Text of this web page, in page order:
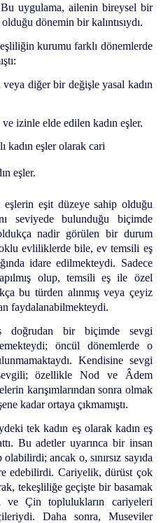
Bu uygulama, ailenin bireysel bir
dönemin bir kalıntısıydı.
kurumu farklı dönemlerde
veya diğer bir değişle yasal kadın
izinle elde edilen kadın eşler.
kadın eşler olarak cari
eşler.
eşlerin eşit düzeye sahip olduğu
seviyede bulunduğu biçimde
nadir görülen bir durum
evliliklerde bile, ev temsili eş
idare edilmekteydi. Sadece
olup, temsili eş ile özel
bu türden alınmış veya çeyiz
faydalanabilmekteydi.
doğrudan bir biçimde sevgi
öncül dönemlerde o
Kendisine sevgi
özellikle Nod ve Âdem
karışımlarından sonra olmak
kadar ortaya çıkmamıştı.
tek kadın eş olarak kadın eş
Bu adetler uyarınca bir insan
ancak o, sınırsız sayıda
edebilirdi. Cariyelik, dürüst çok
tekeşliliğe geçişte bir basamak
ve Çin toplulukların cariyeleri
Daha sonra, Museviler